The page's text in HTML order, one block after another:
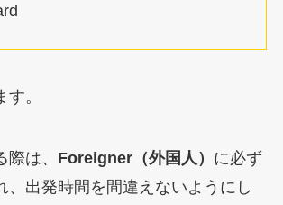
。
は、 Foreigner（外国人） に必ず
、出発時間を間違えないようにし